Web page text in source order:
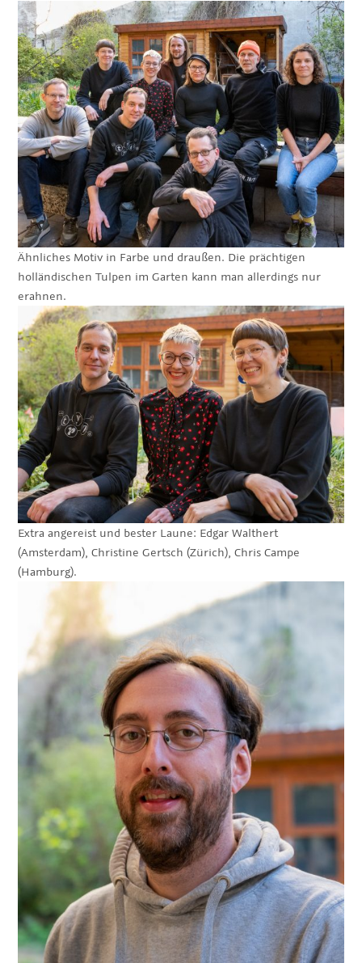
Ähnliches Motiv in Farbe und draußen. Die prächtigen
holländischen Tulpen im Garten kann man allerdings nur
erahnen.
Extra angereist und bester Laune: Edgar Walthert
(Amsterdam), Christine Gertsch (Zürich), Chris Campe
(Hamburg).